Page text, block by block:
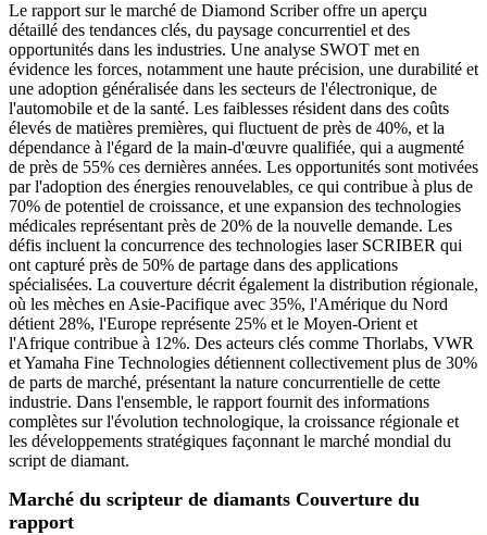
Le rapport sur le marché de Diamond Scriber offre un aperçu
détaillé des tendances clés, du paysage concurrentiel et des
opportunités dans les industries. Une analyse SWOT met en
évidence les forces, notamment une haute précision, une durabilité et
une adoption généralisée dans les secteurs de l'électronique, de
l'automobile et de la santé. Les faiblesses résident dans des coûts
élevés de matières premières, qui fluctuent de près de 40%, et la
dépendance à l'égard de la main-d'œuvre qualifiée, qui a augmenté
de près de 55% ces dernières années. Les opportunités sont motivées
par l'adoption des énergies renouvelables, ce qui contribue à plus de
70% de potentiel de croissance, et une expansion des technologies
médicales représentant près de 20% de la nouvelle demande. Les
défis incluent la concurrence des technologies laser SCRIBER qui
ont capturé près de 50% de partage dans des applications
spécialisées. La couverture décrit également la distribution régionale,
où les mèches en Asie-Pacifique avec 35%, l'Amérique du Nord
détient 28%, l'Europe représente 25% et le Moyen-Orient et
l'Afrique contribue à 12%. Des acteurs clés comme Thorlabs, VWR
et Yamaha Fine Technologies détiennent collectivement plus de 30%
de parts de marché, présentant la nature concurrentielle de cette
industrie. Dans l'ensemble, le rapport fournit des informations
complètes sur l'évolution technologique, la croissance régionale et
les développements stratégiques façonnant le marché mondial du
script de diamant.
Marché du scripteur de diamants Couverture du
rapport